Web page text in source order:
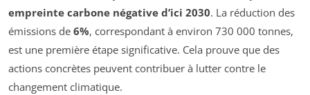
empreinte carbone négative d’ici 2030. La réduction des
émissions de 6%, correspondant à environ 730 000 tonnes,
est une première étape significative. Cela prouve que des
actions concrètes peuvent contribuer à lutter contre le
changement climatique.